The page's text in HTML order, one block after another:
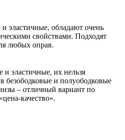
эластичные, обладают очень
свойствами. Подходят
любых оправ.
эластичные, их нельзя
безободковые и полуободковые
– отличный вариант по
качество».